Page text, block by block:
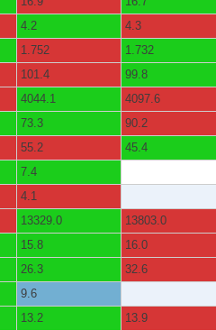
4.2
4.3
1.752
1.732
101.4
99.8
4044.1
4097.6
73.3
90.2
55.2
45.4
7.4
4.1
13329.0
13803.0
15.8
16.0
26.3
32.6
9.6
13.2
13.9